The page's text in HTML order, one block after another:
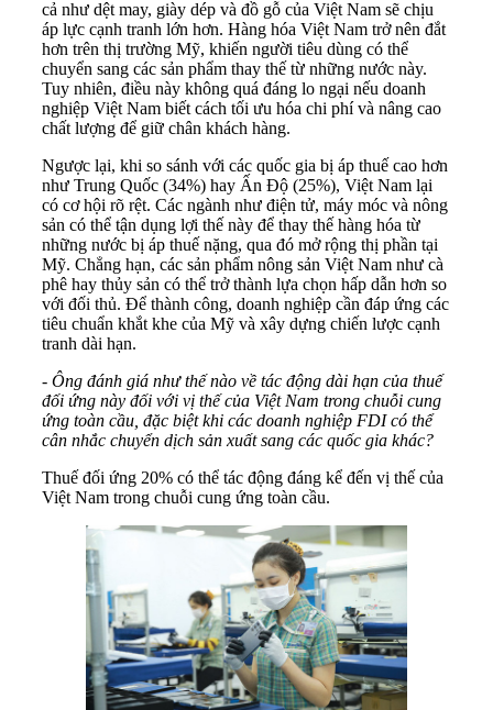
cả như dệt may, giày dép và đồ gỗ của Việt Nam sẽ chịu
áp lực cạnh tranh lớn hơn. Hàng hóa Việt Nam trở nên đắt
hơn trên thị trường Mỹ, khiến người tiêu dùng có thể
chuyển sang các sản phẩm thay thế từ những nước này.
Tuy nhiên, điều này không quá đáng lo ngại nếu doanh
nghiệp Việt Nam biết cách tối ưu hóa chi phí và nâng cao
chất lượng để giữ chân khách hàng.
Ngược lại, khi so sánh với các quốc gia bị áp thuế cao hơn
như Trung Quốc (34%) hay Ấn Độ (25%), Việt Nam lại
có cơ hội rõ rệt. Các ngành như điện tử, máy móc và nông
sản có thể tận dụng lợi thế này để thay thế hàng hóa từ
những nước bị áp thuế nặng, qua đó mở rộng thị phần tại
Mỹ. Chẳng hạn, các sản phẩm nông sản Việt Nam như cà
phê hay thủy sản có thể trở thành lựa chọn hấp dẫn hơn so
với đối thủ. Để thành công, doanh nghiệp cần đáp ứng các
tiêu chuẩn khắt khe của Mỹ và xây dựng chiến lược cạnh
tranh dài hạn.
- Ông đánh giá như thế nào về tác động dài hạn của thuế
đối ứng này đối với vị thế của Việt Nam trong chuỗi cung
ứng toàn cầu, đặc biệt khi các doanh nghiệp FDI có thể
cân nhắc chuyển dịch sản xuất sang các quốc gia khác?
Thuế đối ứng 20% có thể tác động đáng kể đến vị thế của
Việt Nam trong chuỗi cung ứng toàn cầu.